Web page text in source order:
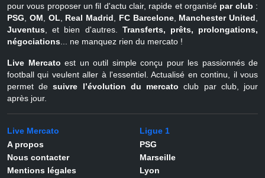
pour vous proposer un fil d'actu clair, rapide et organisé par club :
PSG
OM OL Real Madrid FC Barcelone, Manchester United
Juventus , et bien d'autres. Transferts, prêts, prolongations,
négociations ... ne manquez rien du mercato !
Live Mercato est un outil simple conçu pour les passionnés de
football qui veulent aller à l'essentiel. Actualisé en continu, il vous
permet desuivre l’évolution du mercato club par club, jour
après jour.
Live Mercato
A propos
Nous contacter
Mentions légales
Ligue 1
PSG
Marseille
Lyon